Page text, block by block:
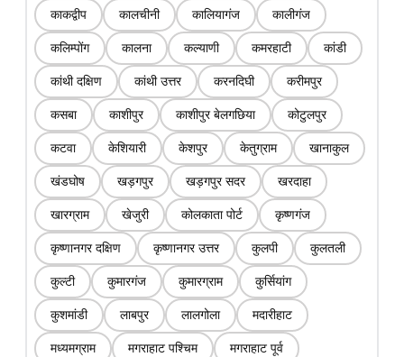
काकद्वीप कालचीनी कालियागंज कालीगंज
कलिम्पोंग कालना कल्याणी कमरहाटी कांडी
कांथी दक्षिण कांथी उत्तर करनदिघी करीमपुर
कसबा काशीपुर काशीपुर बेलगछिया कोटुलपुर
कटवा केशियारी केशपुर केतुग्राम खानाकुल
खंडघोष खड़गपुर खड़गपुर सदर खरदाहा
खारग्राम खेजुरी कोलकाता पोर्ट कृष्णगंज
कृष्णानगर दक्षिण कृष्णानगर उत्तर कुलपी कुलतली
कुल्टी कुमारगंज कुमारग्राम कुर्सियांग
कुशमांडी लाबपुर लालगोला मदारीहाट
मध्यमग्राम मगराहाट पश्चिम मगराहाट पूर्व